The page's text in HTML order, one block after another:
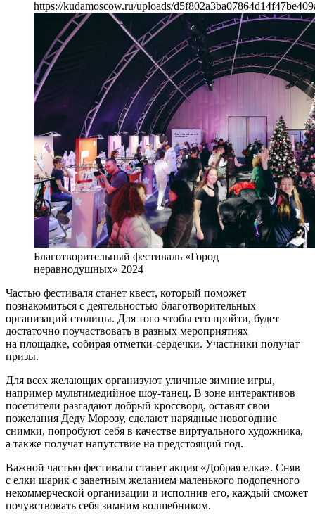
https://kudamoscow.ru/uploads/
Благотворительный фестиваль «Город
неравнодушных» 2024
Частью фестиваля станет квест, который поможет
познакомиться с деятельностью благотворительных
организаций столицы. Для того чтобы его пройти, будет
достаточно поучаствовать в разных мероприятиях
на площадке, собирая отметки-сердечки. Участники получат
призы.
Для всех желающих организуют уличные зимние игры,
например мультимедийное шоу-танец. В зоне интерактивов
посетители разгадают добрый кроссворд, оставят свои
пожелания Деду Морозу, сделают нарядные новогодние
снимки, попробуют себя в качестве виртуального художника,
а также получат напутствие на предстоящий год.
Важной частью фестиваля станет акция «Добрая елка». Сняв
с елки шарик с заветным желанием маленького подопечного
некоммерческой организации и исполнив его, каждый сможет
почувствовать себя зимним волшебником.